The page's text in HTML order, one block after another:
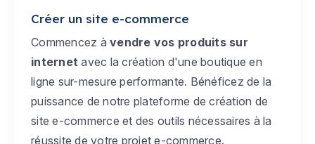
Créer un site e-commerce
Commencez à vendre vos produits sur
internet avec la création d'une boutique en
ligne sur-mesure performante. Bénéficez de la
puissance de notre plateforme de création de
site e-commerce et des outils nécessaires à la
réussite de votre projet e-commerce.